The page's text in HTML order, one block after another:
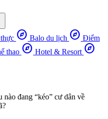
explore Balo du lịch explore Điểm
thao explore Hotel & Resort explore
nào đang “kéo” cư dân về